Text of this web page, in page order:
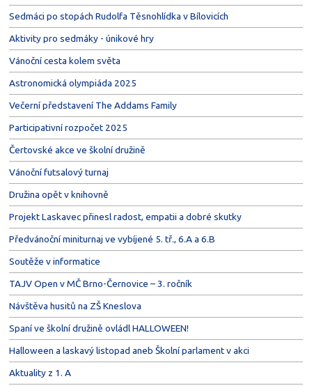
Sedmáci po stopách Rudolfa Těsnohlídka v Bílovicích
Aktivity pro sedmáky - únikové hry
Vánoční cesta kolem světa
Astronomická olympiáda 2025
Večerní představení The Addams Family
Participativní rozpočet 2025
Čertovské akce ve školní družině
Vánoční futsalový turnaj
Družina opět v knihovně
Projekt Laskavec přinesl radost, empatii a dobré skutky
Předvánoční miniturnaj ve vybíjené 5. tř., 6.A a 6.B
Soutěže v informatice
TAJV Open v MČ Brno-Černovice – 3. ročník
Návštěva husitů na ZŠ Kneslova
Spaní ve školní družině ovládl HALLOWEEN!
Halloween a laskavý listopad aneb Školní parlament v akci
Aktuality z 1. A